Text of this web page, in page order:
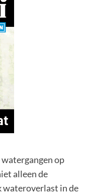
op
alleen de
in de